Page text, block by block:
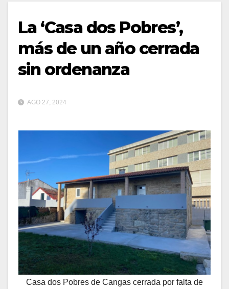
La ‘Casa dos Pobres’,
más de un año cerrada
sin ordenanza
AGO 27, 2024
Casa dos Pobres de Cangas cerrada por falta de